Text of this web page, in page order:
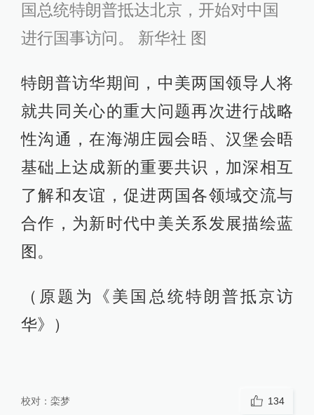
国总统特朗普抵达北京，开始对中国
进行国事访问。 新华社 图 ​​​​
特朗普访华期间，中美两国领导人将
就共同关心的重大问题再次进行战略
性沟通，在海湖庄园会晤、汉堡会晤
基础上达成新的重要共识，加深相互
了解和友谊，促进两国各领域交流与
合作，为新时代中美关系发展描绘蓝
图。
（原题为《美国总统特朗普抵京访
华》）
校对： 栾梦 134